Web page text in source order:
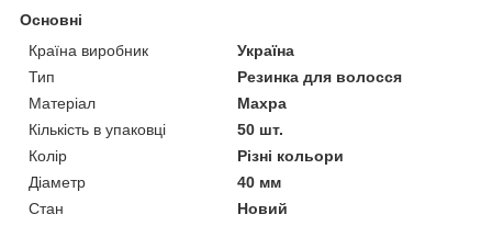
Основні
Країна виробник
Україна
Тип
Резинка для волосся
Матеріал
Махра
Кількість в упаковці
50 шт.
Колір
Різні кольори
Діаметр
40 мм
Стан
Новий